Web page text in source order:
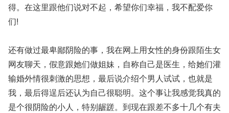
得。在这里跟他们说对不起，希望你们幸福，我不配爱你
们!
还有做过最卑鄙阴险的事，我在网上用女性的身份跟陌生女
网友聊天，假意跟她们做姐妹，自称自己是医生，给她们灌
输婚外情很刺激的思想，最后说介绍个男人试试，也就是
我，最后得逞后还认为自己很聪明。这个事让我感觉我真的
是个很阴险的小人，特别龌蹉。到现在跟差不多十几个有夫